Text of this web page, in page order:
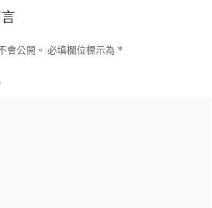
會公開。 必填欄位標示為 *